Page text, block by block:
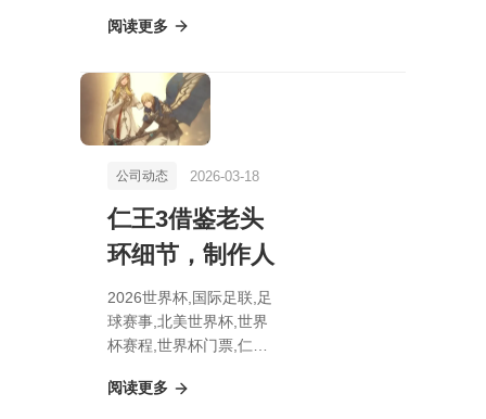
前区十码，PvP成就免费
阅读更多
公司动态 2026-03-18
仁王3借鉴老头
环细节，制作人
2026世界杯,国际足联,足
球赛事,北美世界杯,世界
杯赛程,世界杯门票,仁王
人
阅读更多